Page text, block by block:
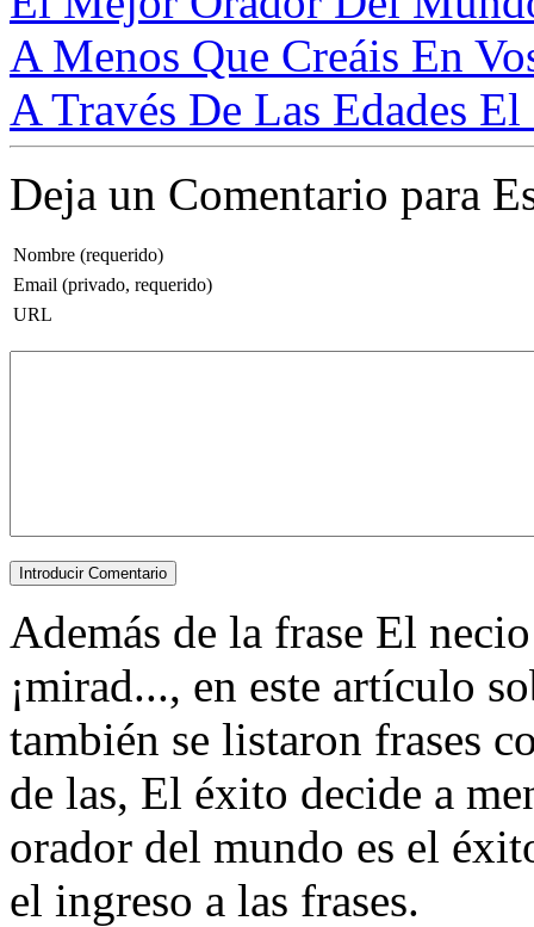
A Menos Que Creáis En
A Través De Las Edades
Deja un Comentario para
Nombre (requerido)
Email (privado, requerido)
URL
Además de la frase El
¡mirad..., en este artículo
también se listaron frases
de las, El éxito decide a
orador del mundo es el
el ingreso a las frases.